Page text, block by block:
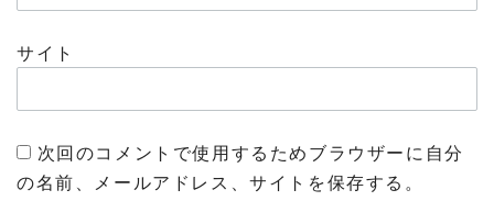
サイト
次回のコメントで使用するためブラウザーに自分
の名前、メールアドレス、サイトを保存する。